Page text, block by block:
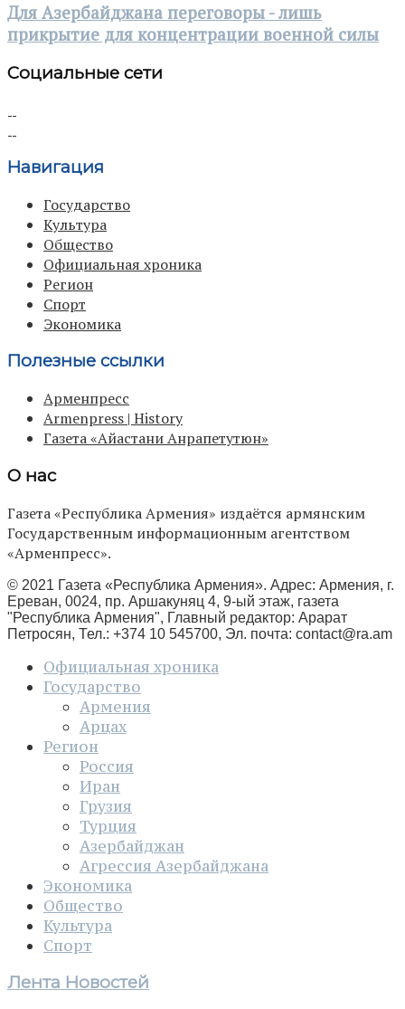
Для Азербайджана переговоры - лишь
прикрытие для концентрации военной силы
Социальные сети
Навигация
Государство
Культура
Общество
Официальная хроника
Регион
Спорт
Экономика
Полезные ссылки
Арменпресс
Armenpress | History
Газета «Айастани Анрапетутюн»
О нас
Газета «Республика Армения» издаётся армянским
Государственным информационным агентством
«Арменпресс».
© 2021 Газета «Республика Армения». Адрес: Армения, г.
Ереван, 0024, пр. Аршакуняц 4, 9-ый этаж, газета
"Республика Армения", Главный редактор: Арарат
Петросян, Тел.: +374 10 545700, Эл. почта: contact@ra.am
Официальная хроника
Государство
Армения
Арцах
Регион
Россия
Иран
Грузия
Турция
Азербайджан
Агрессия Азербайджана
Экономика
Общество
Культура
Спорт
Лента Новостей